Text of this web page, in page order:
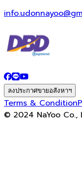
ลงประกาศขายอสังหาฯ
Terms & Condition
© 2024 NaYoo Co.,